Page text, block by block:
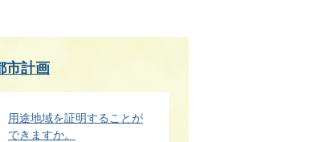
市計画
用途地域を証明することが
できますか。